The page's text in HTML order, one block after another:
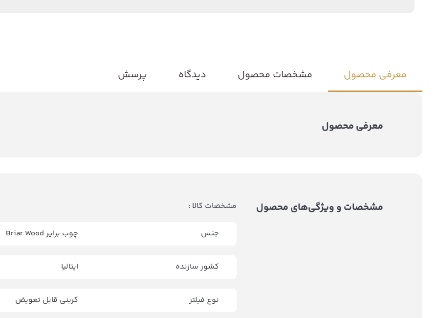
معرفی محصول مشخصات محصول دیدگاه پرسش
معرفی محصول
مشخصات و ویژگی‌های محصول مشخصات کالا :
جنس چوب برایر Briar Wood
کشور سازنده ایتالیا
نوع فیلتر کربنی قابل تعویض